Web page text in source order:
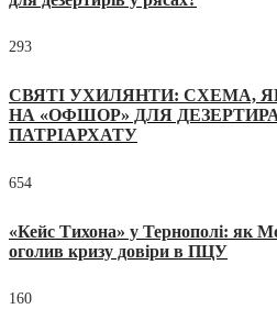
293
СВЯТІ УХИЛЯНТИ: СХЕМА,
НА «ОФШОР» ДЛЯ
ПАТРІАРХАТУ
654
«Кейс Тихона» у Тернополі: як
оголив кризу довіри в ПЦУ
160